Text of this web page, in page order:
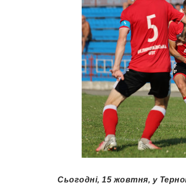
Сьогодні, 15 жовтня, у